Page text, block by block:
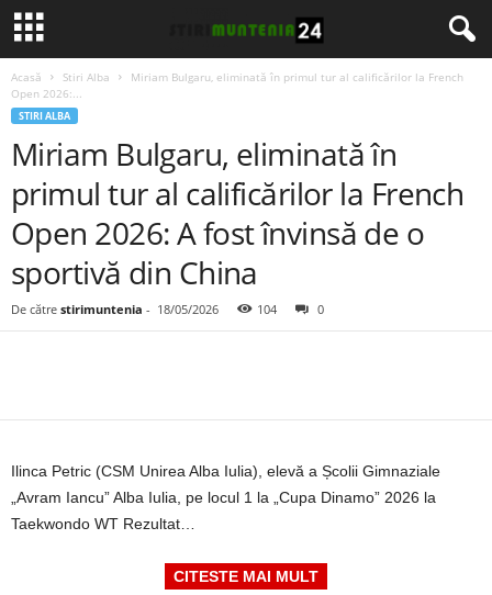
Acasă Stiri Alba
Miriam Bulgaru, eliminată în primul tur al calificărilor la French
Open 2026:...
STIRI ALBA
Miriam Bulgaru, eliminată în
primul tur al calificărilor la French
Open 2026: A fost învinsă de o
sportivă din China
De către stirimuntenia - 18/05/2026 104 0
Ilinca Petric (CSM Unirea Alba Iulia), elevă a Școlii Gimnaziale
„Avram Iancu” Alba Iulia, pe locul 1 la „Cupa Dinamo” 2026 la
Taekwondo WT Rezultat…
CITESTE MAI MULT